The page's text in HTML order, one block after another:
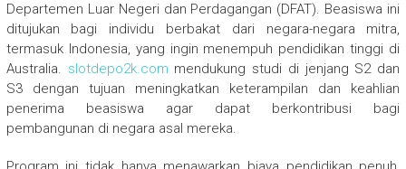
Departemen Luar Negeri dan Perdagangan (DFAT). Beasiswa ini
ditujukan bagi individu berbakat dari negara-negara mitra,
termasuk Indonesia, yang ingin menempuh pendidikan tinggi di
Australia. slotdepo2k.com mendukung studi di jenjang S2 dan
S3 dengan tujuan meningkatkan keterampilan dan keahlian
penerima beasiswa agar dapat berkontribusi bagi
pembangunan di negara asal mereka.